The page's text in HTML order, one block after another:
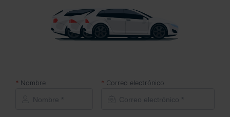
Nombre Correo electrónico